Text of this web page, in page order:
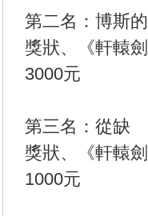
第二名：博斯
獎狀、《軒轅
3000元
第三名：從缺
獎狀、《軒轅
1000元